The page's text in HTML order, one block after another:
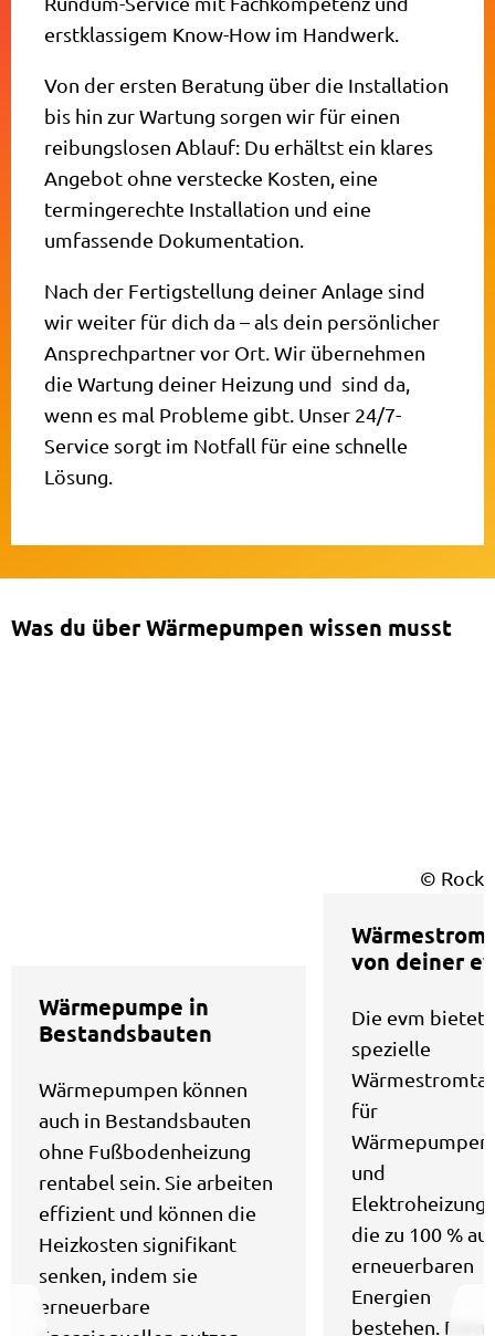
erstklassigem Know-How im Handwerk.
Von der ersten Beratung über die Installation
bis hin zur Wartung sorgen wir für einen
reibungslosen Ablauf: Du erhältst ein klares
Angebot ohne verstecke Kosten, eine
termingerechte Installation und eine
umfassende Dokumentation.
Nach der Fertigstellung deiner Anlage sind
wir weiter für dich da – als dein persönlicher
Ansprechpartner vor Ort. Wir übernehmen
die Wartung deiner Heizung und sind da,
wenn es mal Probleme gibt. Unser 24/7-
Service sorgt im Notfall für eine schnelle
Lösung.
Was du über Wärmepumpen wissen musst
Wärmepumpe in
Bestandsbauten
Wärmepumpen können
auch in Bestandsbauten
ohne Fußbodenheizung
rentabel sein. Sie arbeiten
effizient und können die
Heizkosten signifikant
senken, indem sie
erneuerbare
©
Wärmestrom
von deiner
​Die evm bietet
spezielle
für
Wärmepumpen
und
die zu 100 %
erneuerbaren
Energien
bestehen.